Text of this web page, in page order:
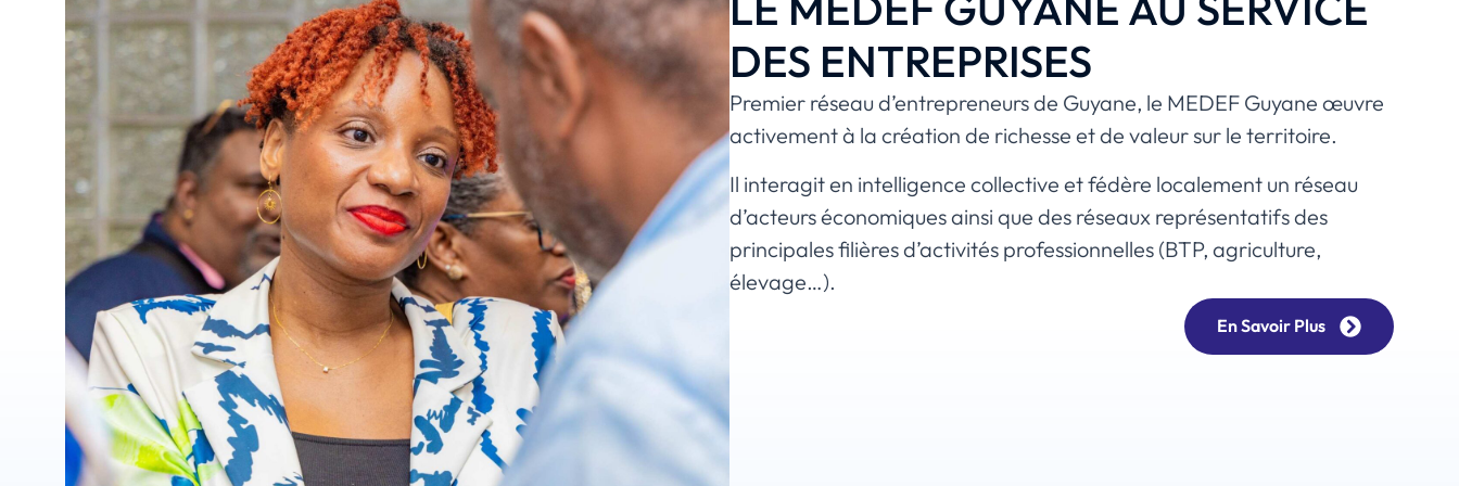
DES ENTREPRISES
Premier réseau d’entrepreneurs de Guyane, le MEDEF Guyane œuvre
activement à la création de richesse et de valeur sur le territoire.
Il interagit en intelligence collective et fédère localement un réseau
d’acteurs économiques ainsi que des réseaux représentatifs des
principales filières d’activités professionnelles (BTP, agriculture,
élevage…).
En Savoir Plus